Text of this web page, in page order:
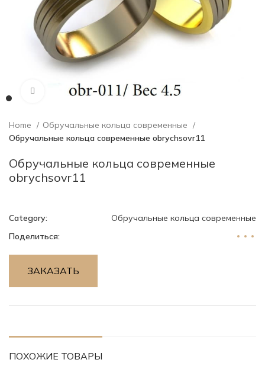
Нажмите, чтобы увеличить изображение
Home
Обручальные кольца современные
Обручальные кольца современные obrychsovr11
Обручальные кольца современные
obrychsovr11
Category:
Обручальные кольца современные
Поделиться:
ЗАКАЗАТЬ
ПОХОЖИЕ ТОВАРЫ